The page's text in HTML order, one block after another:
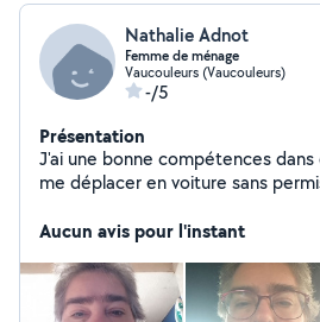
Nathalie Adnot
Femme de ménage
Vaucouleurs (Vaucouleurs)
-/5
Présentation
J'ai une bonne compétences
me déplacer en voiture sans
Aucun avis pour l'instant